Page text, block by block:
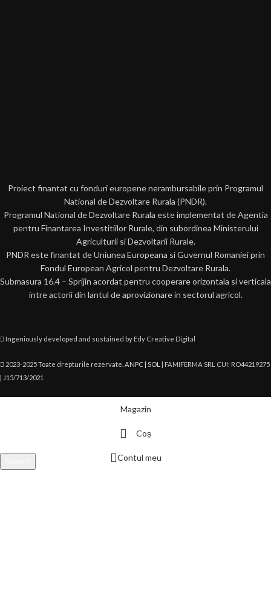
Proiect finantat cu fonduri europene nerambursabile prin Programul
National de Dezvoltare Rurala (PNDR).
Programul National de Dezvoltare Rurala este implementat de Agentia
pentru Finantarea Investitiilor Rurale, din subordinea Ministerului
Agriculturii si Dezvoltarii Rurale.
PNDR este finantat de Uniunea Europeana si Guvernul Romaniei prin
Fondul European Agricol pentru Dezvoltare Rurala.
Submasura 16.4 – Sprijin acordat pentru cooperare orizontala si verticala
intre actorii din lantul de aprovizionare in sectorul agricol.
Ingeniously developed and sustained by Edy Creative Digital
2023-2025 Toate drepturile rezervate. ANPC | SOL
| FAMIFERMA SRL CUI: RO44219275
| J15/713/2021
Magazin
Coș
Contul meu